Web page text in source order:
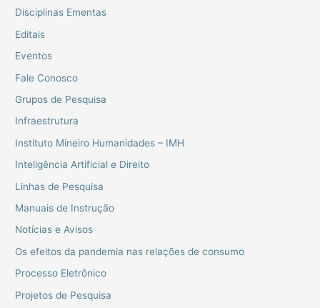
Disciplinas Ementas
Editais
Eventos
Fale Conosco
Grupos de Pesquisa
Infraestrutura
Instituto Mineiro Humanidades – IMH
Inteligência Artificial e Direito
Linhas de Pesquisa
Manuais de Instrução
Notícias e Avisos
Os efeitos da pandemia nas relações de consumo
Processo Eletrônico
Projetos de Pesquisa